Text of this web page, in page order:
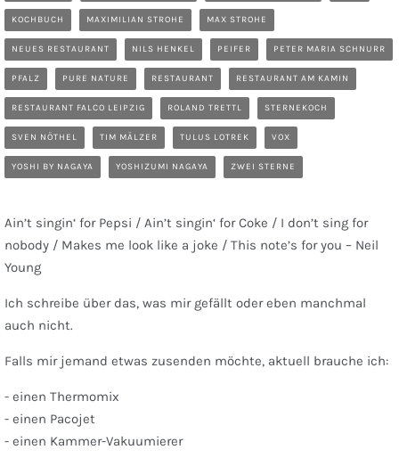
KOCHBUCH MAXIMILIAN STROHE MAX STROHE
NEUES RESTAURANT NILS HENKEL PEIFER PETER MARIA SCHNURR
PFALZ PURE NATURE RESTAURANT RESTAURANT AM KAMIN
RESTAURANT FALCO LEIPZIG ROLAND TRETTL STERNEKOCH
SVEN NÖTHEL TIM MÄLZER TULUS LOTREK VOX
YOSHI BY NAGAYA YOSHIZUMI NAGAYA ZWEI STERNE
Ain’t singin‘ for Pepsi / Ain’t singin‘ for Coke / I don’t sing for
nobody / Makes me look like a joke / This note’s for you – Neil
Young
Ich schreibe über das, was mir gefällt oder eben manchmal
auch nicht.
Falls mir jemand etwas zusenden möchte, aktuell brauche ich:
- einen Thermomix
- einen Pacojet
- einen Kammer-Vakuumierer